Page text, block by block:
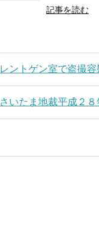
記事を読む
レントゲン室で盗撮
さいたま地裁平成２８